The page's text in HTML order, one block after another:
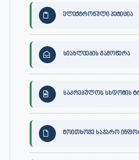
ელექტრონული პეტიცია
სიახლეების გამოწერა
საკრებულოს სხდომის
მოითხოვე საჯარო